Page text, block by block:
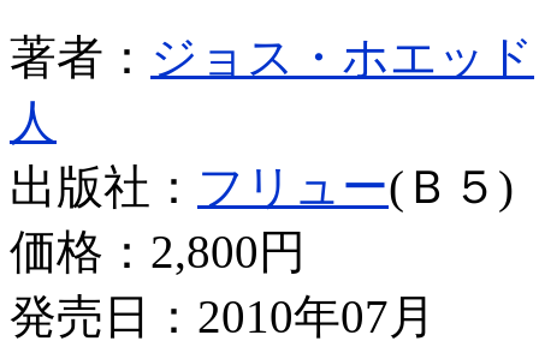
著者： ジョス・ホエッド
人
出版社： フリュー(Ｂ５)
価格： 2,800円
発売日：2010年07月